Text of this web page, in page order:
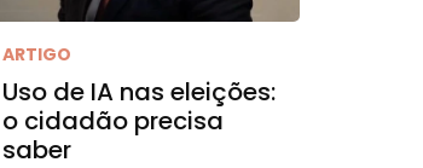
ARTIGO
Uso de IA nas eleições:
o cidadão precisa
saber